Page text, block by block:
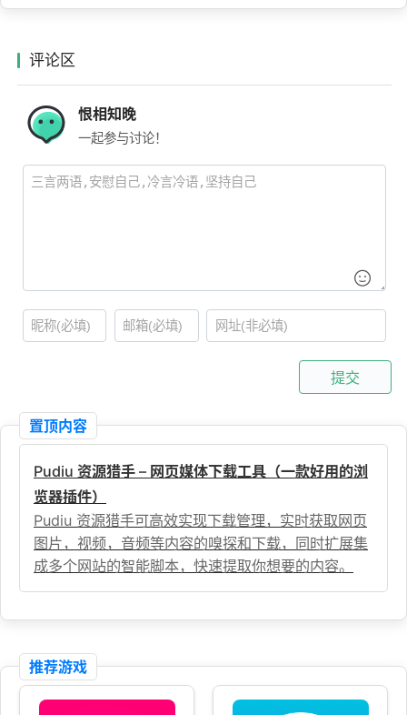
评论区
恨相知晚
一起参与讨论！
提交
置顶内容
Pudiu 资源猎手 – 网页媒体下载工具（一款好用的浏
览器插件）
Pudiu 资源猎手可高效实现下载管理，实时获取网页
图片，视频，音频等内容的嗅探和下载，同时扩展集
成多个网站的智能脚本，快速提取你想要的内容。
推荐游戏